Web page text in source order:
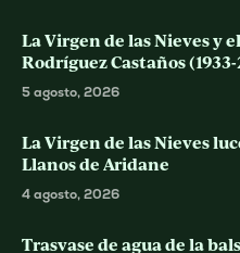
La Virgen de las Nieves y
Rodríguez Castaños (1933-
5 agosto, 2026
La Virgen de las Nieves
Llanos de Aridane
4 agosto, 2026
Trasvase de agua de la